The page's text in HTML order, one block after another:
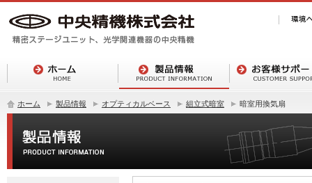
ホーム 製品情報 オプティカルベース 組立式暗室 暗室用換気扇